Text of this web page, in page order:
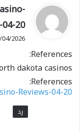
ي
ق
و
ل
20
21/04/2026
References:
dakota casinos
References:
Reviews-04-20
رد